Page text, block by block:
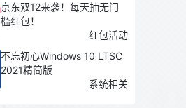
京东双12来袭！每天抽无门
槛红包！
红包活动
不忘初心Windows 10 LTSC
2021精简版
系统相关